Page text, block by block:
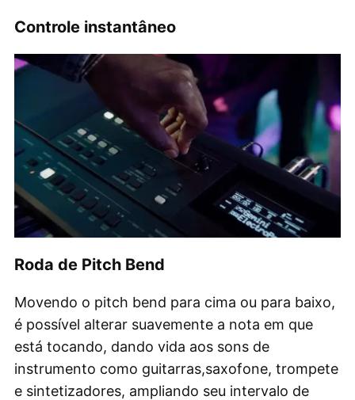
Controle instantâneo
Roda de Pitch Bend
Movendo o pitch bend para cima ou para baixo,
é possível alterar suavemente a nota em que
está tocando, dando vida aos sons de
instrumento como guitarras,saxofone, trompete
e sintetizadores, ampliando seu intervalo de